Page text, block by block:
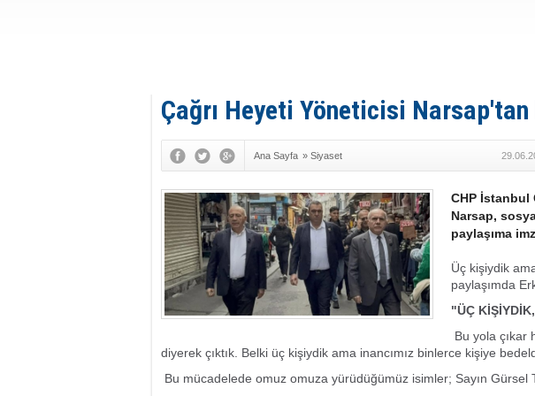
Çağrı Heyeti Yöneticisi
Ana Sayfa » Siyaset
CHP İstanbul
Narsap,
paylaşıma
Üç kişiydik
paylaşımda
"ÜÇ
Bu yola çıkar
diyerek çıktık. Belki üç kişiydik ama inancımız binlerce kişiye
Bu mücadelede omuz omuza yürüdüğümüz isimler; Sayın Gürsel